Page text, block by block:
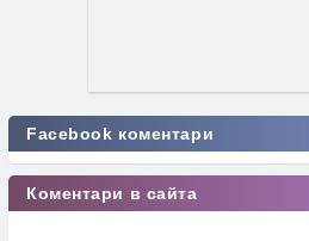
Facebook коментари
Коментари в сайта